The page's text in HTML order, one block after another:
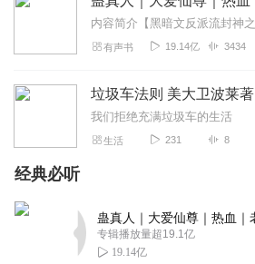
有声书 19.14亿 3434
垃圾车法则 美大卫波莱著
我们拒绝充满垃圾车的生活
生活 231 8
经典必听
专辑播放量超19.1亿
19.14亿